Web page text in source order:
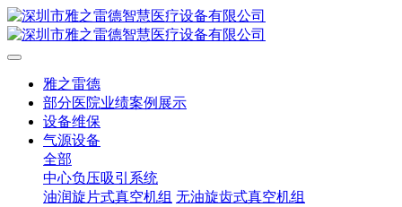
雅之雷德
部分医院业绩案例展示
设备维保
气源设备
全部
中心负压吸引系统
油润旋片式真空机组 无油旋齿式真空机组